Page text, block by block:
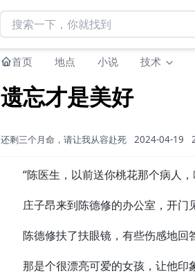
首页 地点 小说 技术
遗忘才是美好
还剩三个月命，请让我从容赴死 2024-04-19
“陈医生，以前送你桃花那个病人，
庄子昂来到陈德修的办公室，开门见
陈德修扶了扶眼镜，有些伤感地回
那是个很漂亮可爱的女孩，让他印象